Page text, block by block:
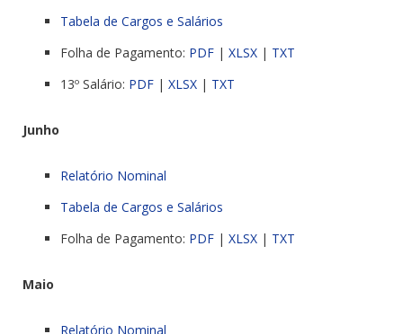
Tabela de Cargos e Salários
Folha de Pagamento: PDF | XLSX | TXT
13º Salário: PDF | XLSX | TXT
Junho
Relatório Nominal
Tabela de Cargos e Salários
Folha de Pagamento: PDF | XLSX | TXT
Maio
Relatório Nominal